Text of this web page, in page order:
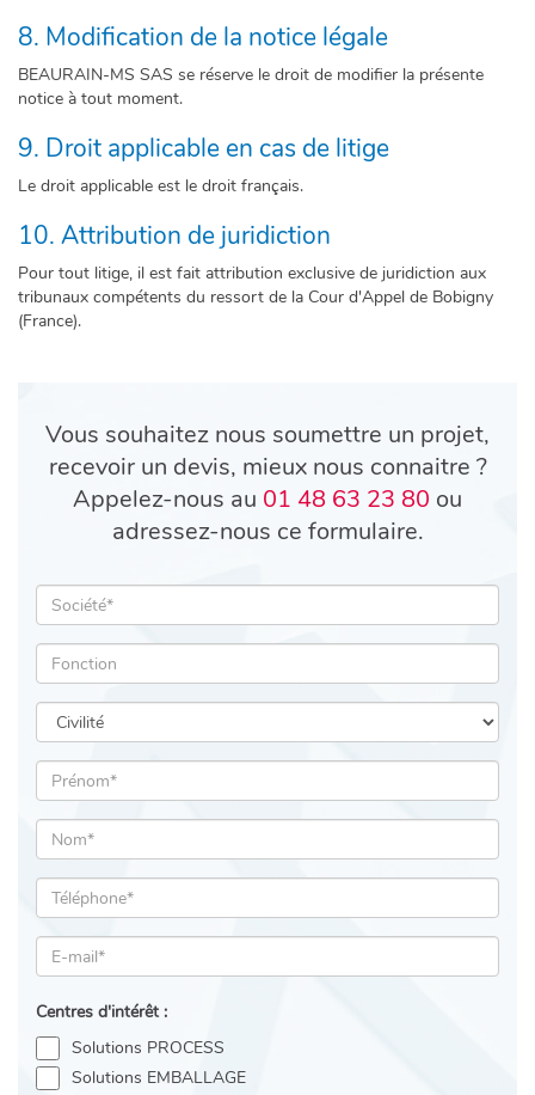
8. Modification de la notice légale
BEAURAIN-MS SAS se réserve le droit de modifier la présente
notice à tout moment.
9. Droit applicable en cas de litige
Le droit applicable est le droit français.
10. Attribution de juridiction
Pour tout litige, il est fait attribution exclusive de juridiction aux
tribunaux compétents du ressort de la Cour d'Appel de Bobigny
(France).
Vous souhaitez nous soumettre un projet,
recevoir un devis, mieux nous connaitre ?
Appelez-nous au 01 48 63 23 80 ou
adressez-nous ce formulaire.
Centres d'intérêt :
Solutions PROCESS
Solutions EMBALLAGE